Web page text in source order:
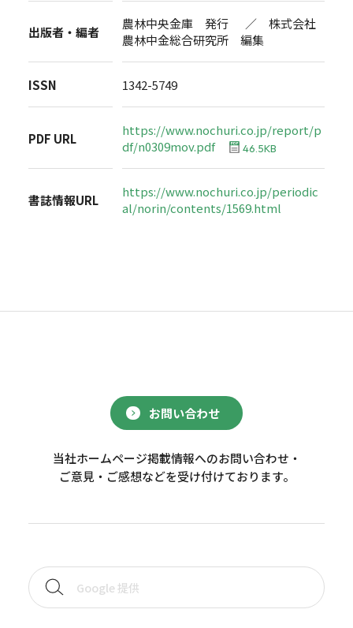
出版者・編者
農林中央金庫 発行 ／ 株式会社
農林中金総合研究所 編集
ISSN 1342-5749
PDF URL
https://www.nochuri.co.jp/report/p
df/n0309mov.pdf
46.5KB
書誌情報URL
https://www.nochuri.co.jp/periodic
al/norin/contents/1569.html
お問い合わせ
当社ホームページ掲載情報へのお問い合わせ・
ご意見・ご感想などを受け付けております。